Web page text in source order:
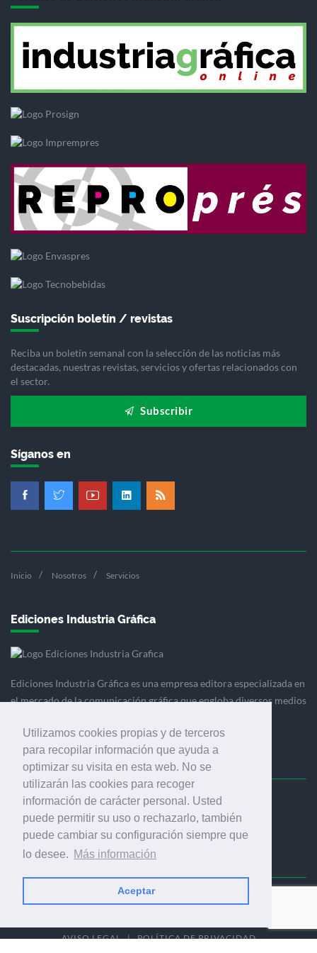
Utilizamos cookies propias y de terceros
para recopilar información que ayuda a
optimizar su visita en esta web. No se
utilizarán las cookies para recoger
información de carácter personal. Usted
puede permitir su uso o rechazarlo, también
puede cambiar su configuración siempre que
lo desee. Más información
Aceptar
Suscripción boletín / revistas
Reciba un boletín semanal con la selección de las noticias más
destacadas, nuestras revistas, servicios y ofertas relacionados con
el sector.
Subscribir
Síganos en
Inicio Nosotros Servicios
Ediciones Industria Gráfica
Ediciones Industria Gráfica es una empresa editora especializada en
el mercado de la comunicación gráfica que engloba diversos medios
comunicación visual y el envasado.
Ediciones Industria Gráfica, S.C.P.
Calle Fluvià 257, bajos, 08020 Barcelona (España)
© 2001-2026 EDICIONES INDUSTRIA GRÁFICA - TODOS LOS
AVISO LEGAL|POLÍTICA DE PRIVACIDAD